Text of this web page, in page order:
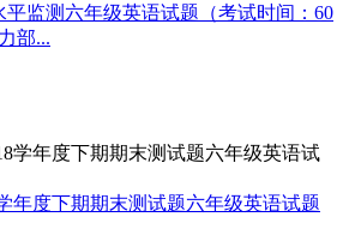
平监测六年级英语试题（考试时间：60
部...
年度下期期末测试题六年级英语试题